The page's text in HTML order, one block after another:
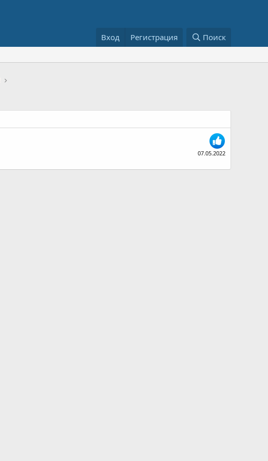
Вход Регистрация Поиск
07.05.2022